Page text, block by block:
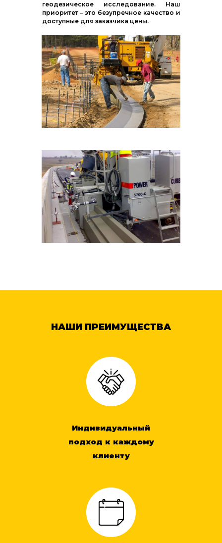
геодезическое исследование. Наш
приоритет – это безупречное качество и
доступные для заказчика цены.
НАШИ ПРЕИМУЩЕСТВА
Индивидуальный
подход к каждому
клиенту